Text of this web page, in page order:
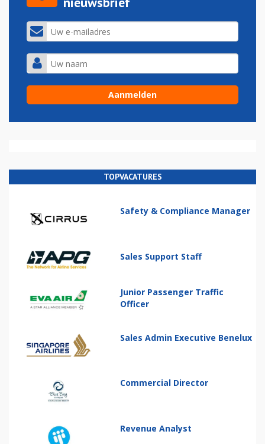
TOPVACATURES
Safety & Compliance Manager
Sales Support Staff
Junior Passenger Traffic
Officer
Sales Admin Executive Benelux
Commercial Director
Revenue Analyst